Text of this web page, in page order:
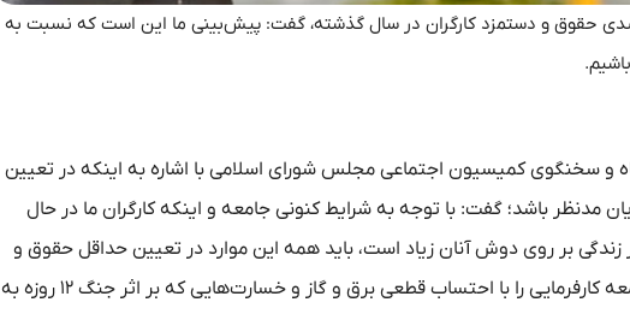
کمیسیون اجتماعی مجلس با اشاره به افزایش ۴۵ درصدی حقوق و دستمزد کارگران در سال گذشته، گفت: پیش‌بینی ما این است که نسبت به
و سخنگوی کمیسیون اجتماعی مجلس شورای اسلامی با اشاره به اینکه در تعیین
مدنظر باشد؛ گفت: با توجه به شرایط کنونی جامعه و اینکه کارگران ما در حال
بر روی دوش آنان زیاد است، باید همه این موارد در تعیین حداقل حقوق و
دستمزد کارگران مورد توجه باشد؛ از طرفی هم باید شرایط جامعه کارفرمایی را با احتساب قطعی برق و گاز و خسارت‌هایی که بر اثر جنگ ۱۲ روزه به